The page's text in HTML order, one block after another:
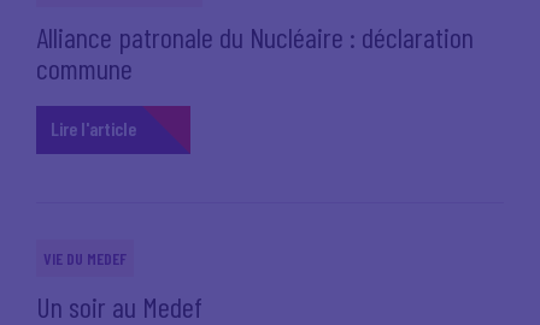
Alliance patronale du Nucléaire : déclaration
commune
Lire l'article
VIE DU MEDEF
Un soir au Medef